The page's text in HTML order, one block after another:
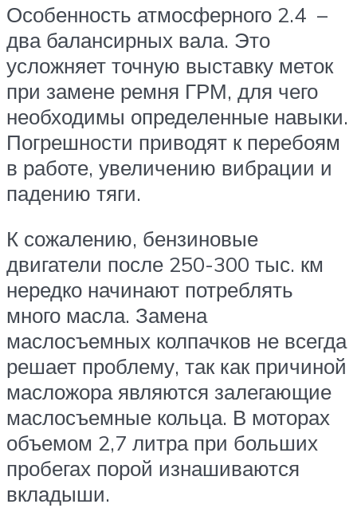
Особенность атмосферного 2.4 –
два балансирных вала. Это
усложняет точную выставку меток
при замене ремня ГРМ, для чего
необходимы определенные навыки.
Погрешности приводят к перебоям
в работе, увеличению вибрации и
падению тяги.
К сожалению, бензиновые
двигатели после 250-300 тыс. км
нередко начинают потреблять
много масла. Замена
маслосъемных колпачков не всегда
решает проблему, так как причиной
масложора являются залегающие
маслосъемные кольца. В моторах
объемом 2,7 литра при больших
пробегах порой изнашиваются
вкладыши.